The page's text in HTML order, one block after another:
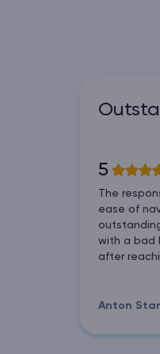
5
The
ease of
with a bad
after
Anton